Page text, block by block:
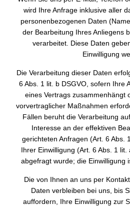
wird Ihre Anfrage inklusive aller
personenbezogenen Daten
der Bearbeitung Ihres Anliegens
verarbeitet. Diese Daten
Einwilligung
Die Verarbeitung dieser Daten
6 Abs. 1 lit. b DSGVO, sofern Ihre
eines Vertrags zusammenhängt
vorvertraglicher Maßnahmen
Fällen beruht die Verarbeitung
Interesse an der effektiven
gerichteten Anfragen (Art. 6 Abs.
Ihrer Einwilligung (Art. 6 Abs. 1
abgefragt wurde; die Einwilligung
Die von Ihnen an uns per
Daten verbleiben bei uns, bis
auffordern, Ihre Einwilligung zur